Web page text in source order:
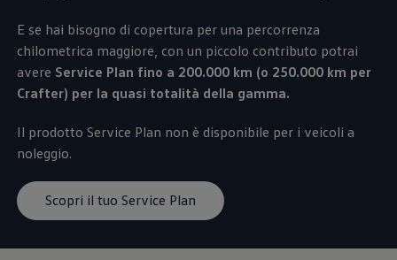
E se hai bisogno di copertura per una percorrenza
chilometrica maggiore, con un piccolo contributo potrai
avere Service Plan fino a 200.000 km (o 250.000 km per
Crafter) per la quasi totalità della gamma.
Il prodotto Service Plan non è disponibile per i veicoli a
noleggio.
Scopri il tuo Service Plan